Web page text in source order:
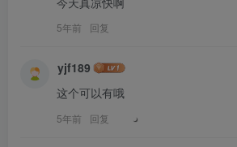
5年前 回复
yjf189
这个可以有哦
5年前 回复